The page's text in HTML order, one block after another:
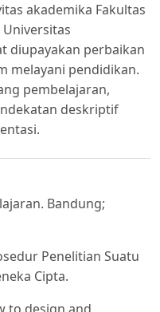
akademika Fakultas
diupayakan perbaikan
melayani pendidikan.
pembelajaran,
deskriptif
Bandung;
Penelitian Suatu
Cipta.